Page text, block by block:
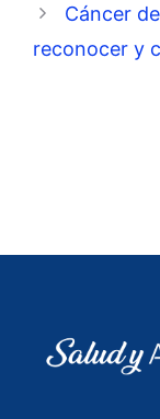
Cáncer
reconocer y